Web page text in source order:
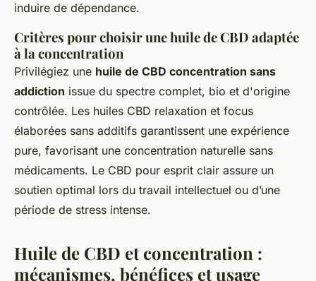
induire de dépendance.
Critères pour choisir une huile de CBD adaptée
à la concentration
Privilégiez une huile de CBD concentration sans
addiction issue du spectre complet, bio et d'origine
contrôlée. Les huiles CBD relaxation et focus
élaborées sans additifs garantissent une expérience
pure, favorisant une concentration naturelle sans
médicaments. Le CBD pour esprit clair assure un
soutien optimal lors du travail intellectuel ou d’une
période de stress intense.
Huile de CBD et concentration :
mécanismes, bénéfices et usage